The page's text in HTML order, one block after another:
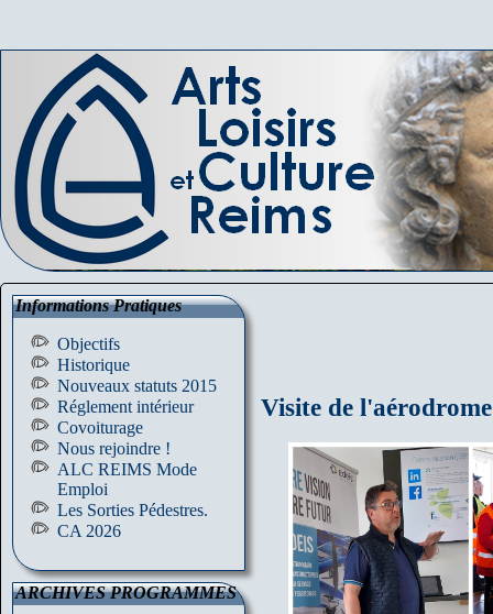
Informations Pratiques
Objectifs
Historique
Nouveaux statuts 2015
Réglement intérieur
Covoiturage
Nous rejoindre !
ALC REIMS Mode
Emploi
Les Sorties Pédestres.
CA 2026
ARCHIVES PROGRAMMES
Visite de